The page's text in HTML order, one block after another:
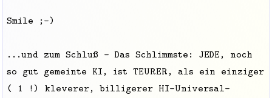
Smile ;-)
...und zum Schluß - Das Schlimmste: JEDE, noch
so gut gemeinte KI, ist TEURER, als ein einziger
( 1 !) kleverer, billigerer HI-Universal-